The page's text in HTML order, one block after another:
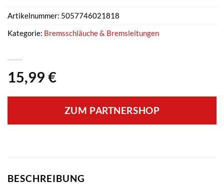
15,99 €
ZUM PARTNERSHOP
Artikelnummer: 5057746021818
Kategorie: Bremsschläuche & Bremsleitungen
BESCHREIBUNG